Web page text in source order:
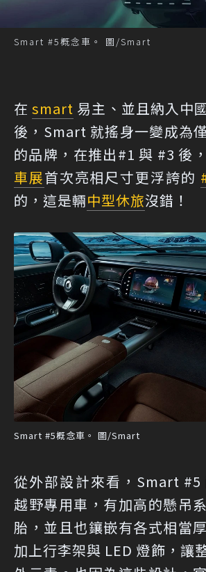
Smart #5概念車。 圖/Smart
在smart 易主、並且納入中
後，Smart 就搖身一變成為
的品牌，在推出#1 與 #3 後
車展首次亮相尺寸更浮誇的
的，這是輛中型休旅沒錯！
Smart #5概念車。 圖/Smart
從外部設計來看，Smart #5
越野專用車，有加高的懸吊
胎，並且也鑲嵌有各式相當
加上行李架與 LED 燈飾，讓